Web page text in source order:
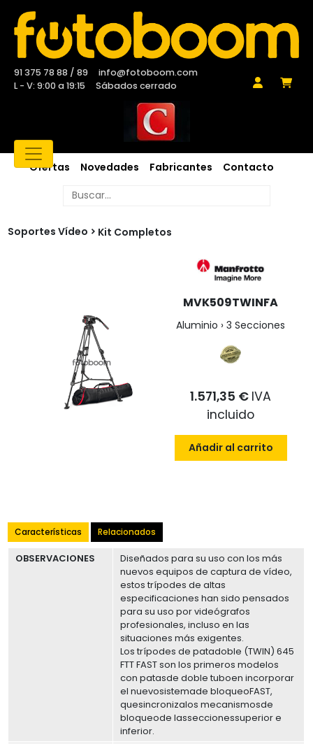
91 375 78 88 / 89
info@fotoboom.com
L - V: 9:00 a 19:15
Sábados cerrado
Ofertas Novedades Fabricantes Contacto
Soportes Vídeo Kit Completos
MVK509TWINFA
Aluminio › 3 Secciones
1.571,35 € IVA
incluido
Añadir al carrito
Características Relacionados
OBSERVACIONES
Diseñados para su uso con los más
nuevos equipos de captura de vídeo,
estos trípodes de altas
especificaciones han sido pensados
para su uso por videógrafos
profesionales, incluso en las
situaciones más exigentes.
Los trípodes de patadoble (TWIN) 645
FTT FAST son los primeros modelos
con patasde doble tuboen incorporar
el nuevosistemade bloqueoFAST,
quesincronizalos mecanismosde
bloqueode lasseccionessuperior e
inferior.